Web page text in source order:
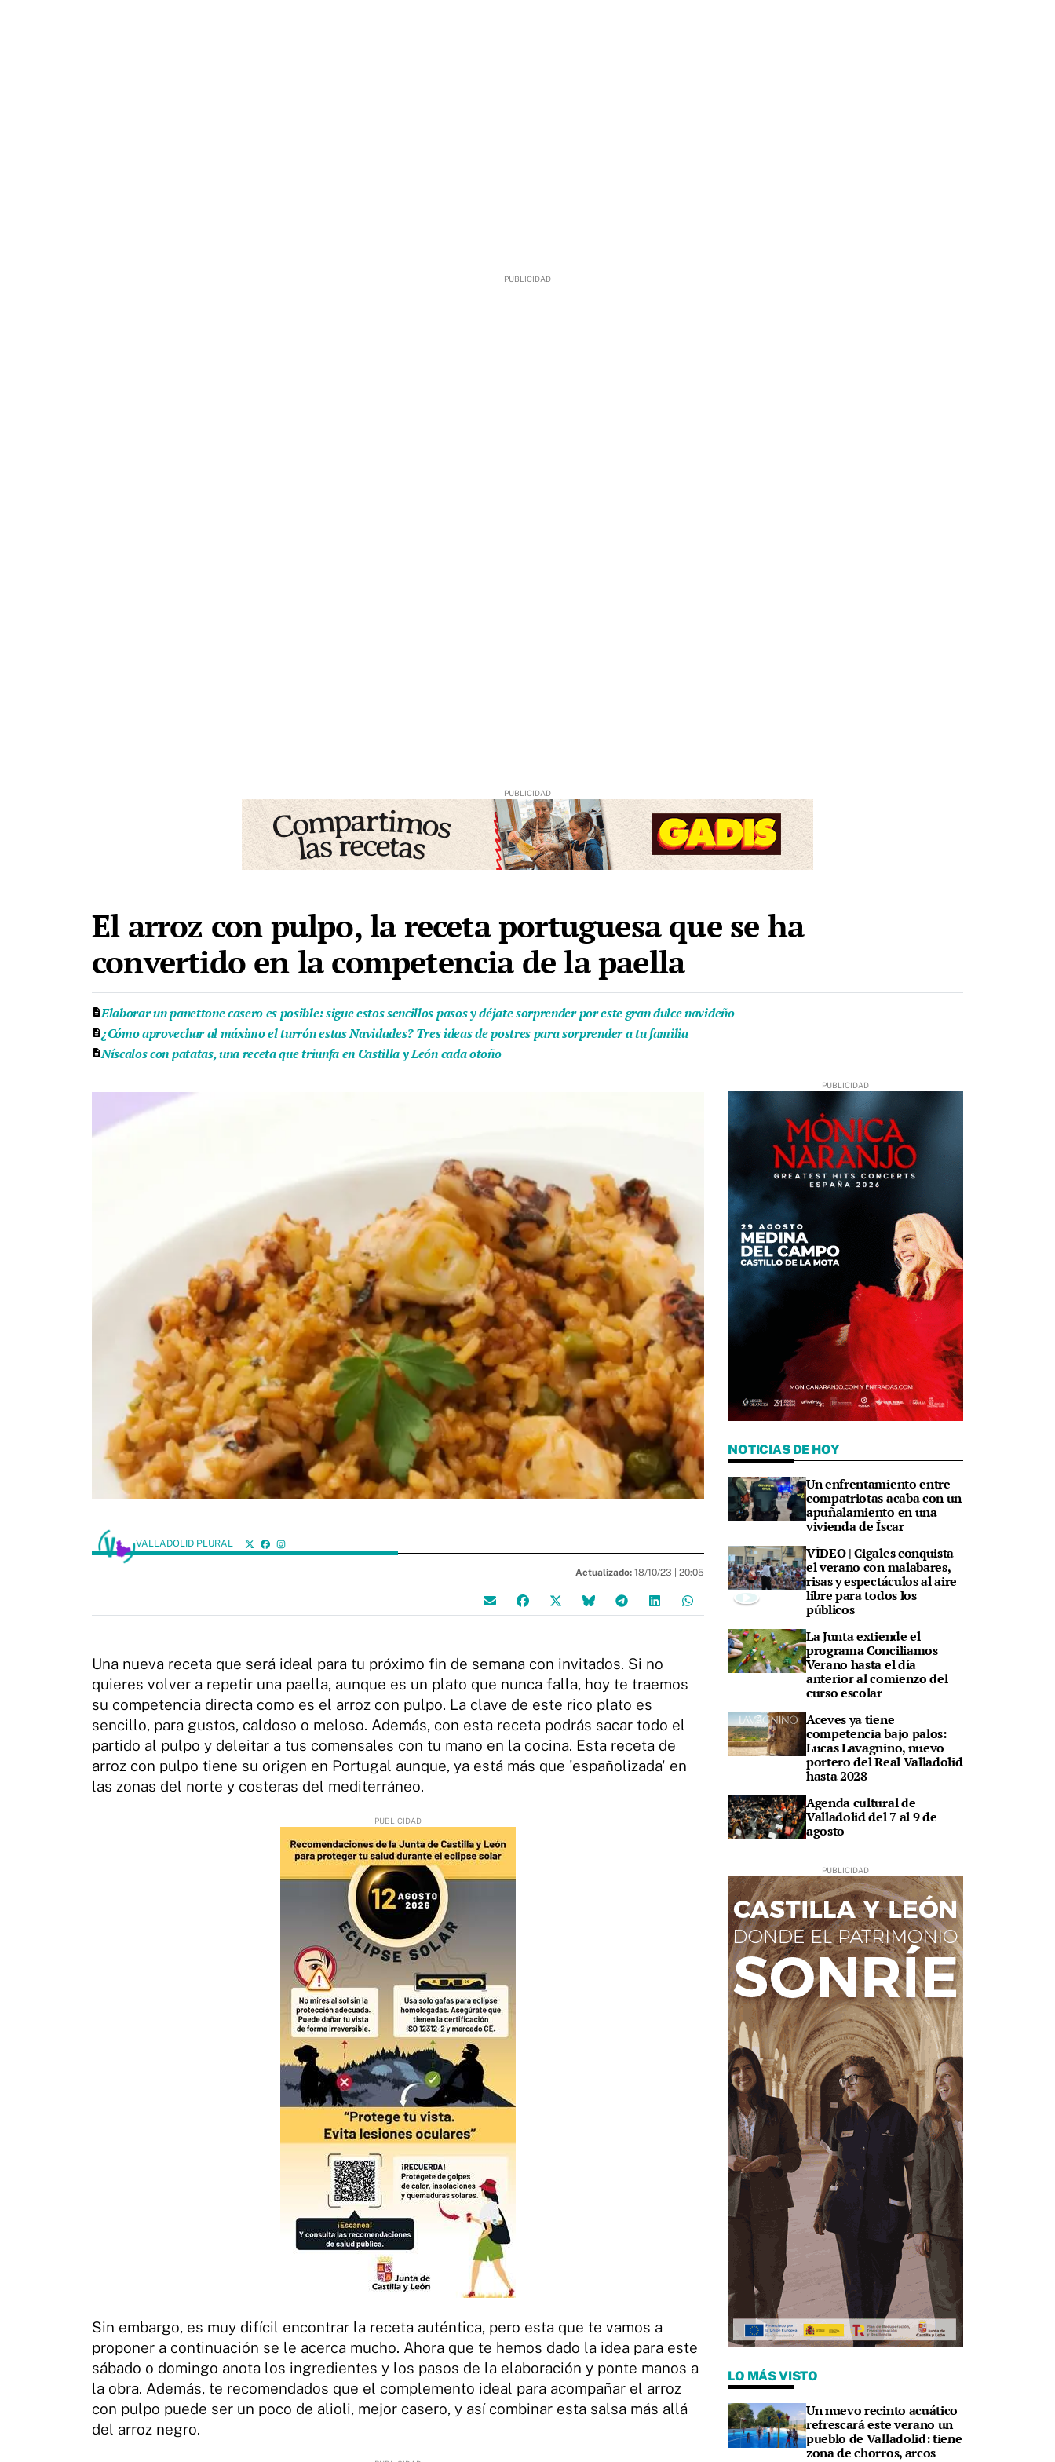
El arroz con pulpo, la receta portuguesa que se ha
convertido en la competencia de la paella
Elaborar un panettone casero es posible: sigue estos sencillos pasos y déjate sorprender por este gran dulce navideño
¿Cómo aprovechar al máximo el turrón estas Navidades? Tres ideas de postres para sorprender a tu familia
Níscalos con patatas, una receta que triunfa en Castilla y León cada otoño
VALLADOLID PLURAL
Actualizado: 18/10/23 | 20:05
Una nueva receta que será ideal para tu próximo fin de semana con invitados. Si no
quieres volver a repetir una paella, aunque es un plato que nunca falla, hoy te traemos
su competencia directa como es el arroz con pulpo. La clave de este rico plato es
sencillo, para gustos, caldoso o meloso. Además, con esta receta podrás sacar todo el
partido al pulpo y deleitar a tus comensales con tu mano en la cocina. Esta receta de
arroz con pulpo tiene su origen en Portugal aunque, ya está más que 'españolizada' en
las zonas del norte y costeras del mediterráneo.
Sin embargo, es muy difícil encontrar la receta auténtica, pero esta que te vamos a
proponer a continuación se le acerca mucho. Ahora que te hemos dado la idea para este
sábado o domingo anota los ingredientes y los pasos de la elaboración y ponte manos a
la obra. Además, te recomendados que el complemento ideal para acompañar el arroz
con pulpo puede ser un poco de alioli, mejor casero, y así combinar esta salsa más allá
del arroz negro.
NOTICIAS DE HOY
Un enfrentamiento entre
compatriotas acaba con un
apuñalamiento en una
vivienda de Íscar
VÍDEO | Cigales conquista
el verano con malabares,
risas y espectáculos al aire
libre para todos los
públicos
La Junta extiende el
programa Conciliamos
Verano hasta el día
anterior al comienzo del
curso escolar
Aceves ya tiene
competencia bajo palos:
Lucas Lavagnino, nuevo
portero del Real Valladolid
hasta 2028
Agenda cultural de
Valladolid del 7 al 9 de
agosto
LO MÁS VISTO
Un nuevo recinto acuático
refrescará este verano un
pueblo de Valladolid: tiene
zona de chorros, arcos